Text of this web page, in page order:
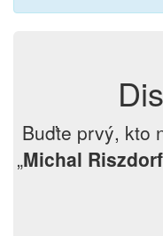
Buďte prvý, kto
„Michal